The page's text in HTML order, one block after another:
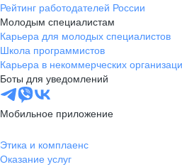
Рейтинг работодателей России
Молодым специалистам
Карьера для молодых специалистов
Школа программистов
Карьера в некоммерческих
Боты для уведомлений
Мобильное приложение
Этика и комплаенс
Оказание услуг